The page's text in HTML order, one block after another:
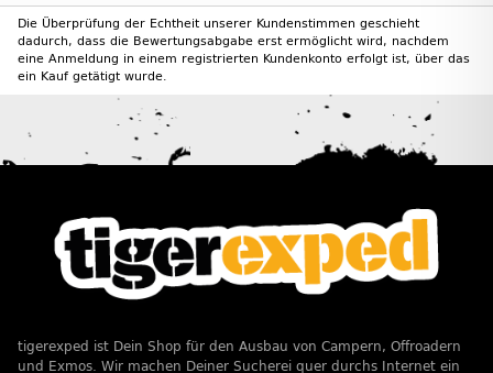
Die Überprüfung der Echtheit unserer Kundenstimmen geschieht
dadurch, dass die Bewertungsabgabe erst ermöglicht wird, nachdem
eine Anmeldung in einem registrierten Kundenkonto erfolgt ist, über das
ein Kauf getätigt wurde.
tigerexped ist Dein Shop für den Ausbau von Campern, Offroadern
und Exmos. Wir machen Deiner Sucherei quer durchs Internet ein